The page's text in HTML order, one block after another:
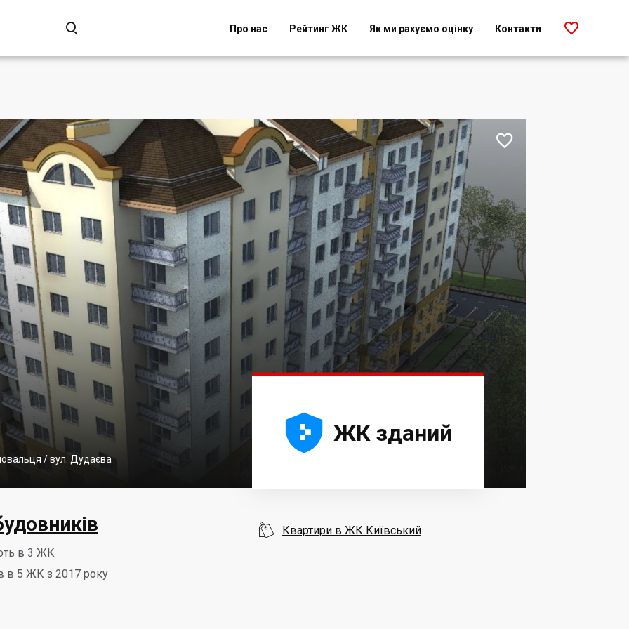
 Про нас Рейтинг ЖК Як ми рахуємо оцінку Контакти 
/ вул. Дудаєва

в 3 ЖК
в 5 ЖК з 2017 року




 ЖК зданий
 Квартири в ЖК Київський